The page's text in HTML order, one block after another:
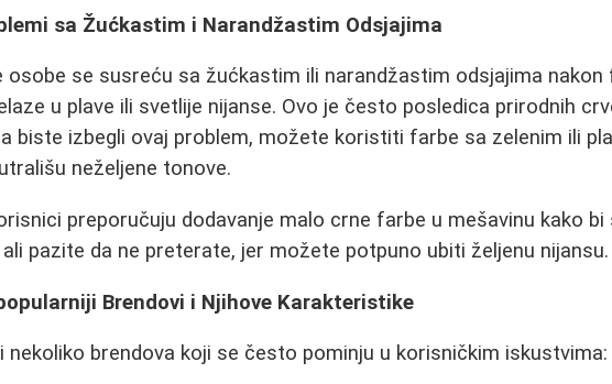
sa Žućkastim i Narandžastim Odsjajima
osobe se susreću sa žućkastim ili narandžastim odsjajima nakon
u plave ili svetlije nijanse. Ovo je često posledica prirodnih
biste izbegli ovaj problem, možete koristiti farbe sa zelenim ili
neželjene tonove.
preporučuju dodavanje malo crne farbe u mešavinu kako
ali pazite da ne preterate, jer možete potpuno ubiti željenu nijansu.
Brendovi i Njihove Karakteristike
nekoliko brendova koji se često pominju u korisničkim iskustvima: